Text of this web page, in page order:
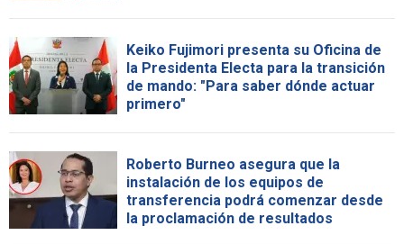
Keiko Fujimori presenta su Oficina de
la Presidenta Electa para la transición
de mando: "Para saber dónde actuar
primero"
Roberto Burneo asegura que la
instalación de los equipos de
transferencia podrá comenzar desde
la proclamación de resultados